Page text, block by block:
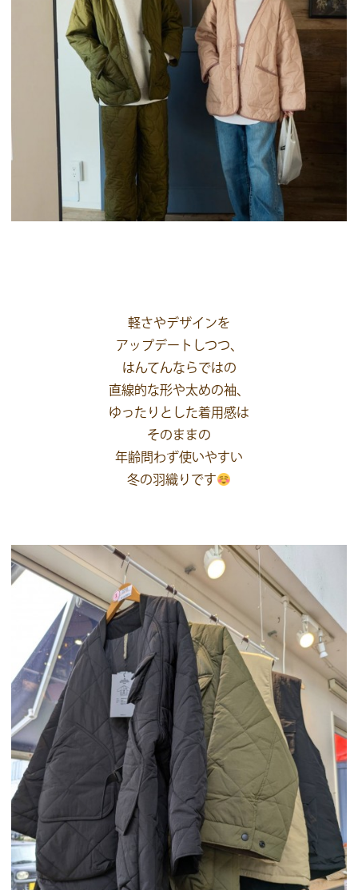
軽さやデザインを
アップデートしつつ、
はんてんならではの
直線的な形や太めの袖、
ゆったりとした着用感は
そのままの
年齢問わず使いやすい
冬の羽織りです